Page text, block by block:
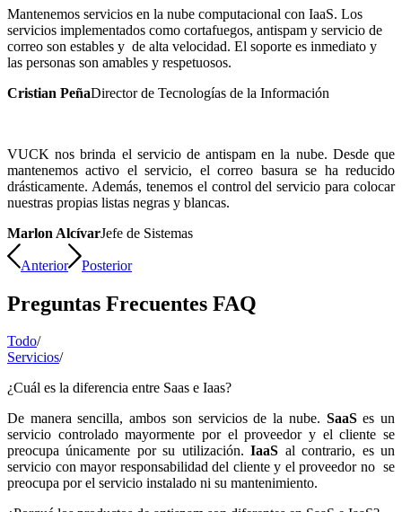
Mantenemos servicios en la nube computacional con IaaS. Los
servicios implementados como cortafuegos, antispam y servicio de
correo son estables y de alta velocidad. El soporte es inmediato y
las personas son amables y respetuosos.
Cristian PeñaDirector de Tecnologías de la Información
VUCK nos brinda el servicio de antispam en la nube. Desde que
mantenemos activo el servicio, el correo basura se ha reducido
drásticamente. Además, tenemos el control del servicio para colocar
nuestras propias listas negras y blancas.
Marlon AlcívarJefe de Sistemas
Anterior Posterior
Preguntas Frecuentes FAQ
Todo/
Servicios/
¿Cuál es la diferencia entre Saas e Iaas?
De manera sencilla, ambos son servicios de la nube. SaaSes un
servicio controlado mayormente por el proveedor y el cliente se
preocupa únicamente por su utilización.IaaS al contrario, es un
servicio con mayor responsabilidad del cliente y el proveedor no se
preocupa por el servicio instalado ni su mantenimiento.